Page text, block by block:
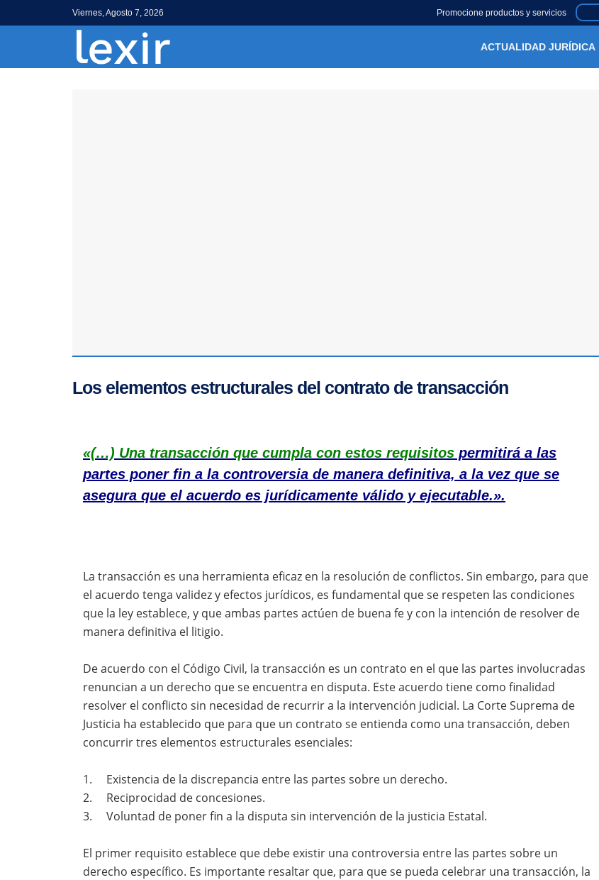
Viernes, Agosto 7, 2026 Promocione productos y servicios
ACTUALIDAD JURÍDICA
Los elementos estructurales del contrato de transacción
«(…) Una transacción que cumpla con estos requisitos permitirá a las
partes poner fin a la controversia de manera definitiva, a la vez que se
asegura que el acuerdo es jurídicamente válido y ejecutable.».
La transacción es una herramienta eficaz en la resolución de conflictos. Sin embargo, para que
el acuerdo tenga validez y efectos jurídicos, es fundamental que se respeten las condiciones
que la ley establece, y que ambas partes actúen de buena fe y con la intención de resolver de
manera definitiva el litigio.
De acuerdo con el Código Civil, la transacción es un contrato en el que las partes involucradas
renuncian a un derecho que se encuentra en disputa. Este acuerdo tiene como finalidad
resolver el conflicto sin necesidad de recurrir a la intervención judicial. La Corte Suprema de
Justicia ha establecido que para que un contrato se entienda como una transacción, deben
concurrir tres elementos estructurales esenciales:
1. Existencia de la discrepancia entre las partes sobre un derecho.
2. Reciprocidad de concesiones.
3. Voluntad de poner fin a la disputa sin intervención de la justicia Estatal.
El primer requisito establece que debe existir una controversia entre las partes sobre un
derecho específico. Es importante resaltar que, para que se pueda celebrar una transacción, la